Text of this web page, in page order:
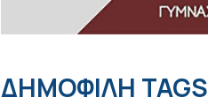
ΔΗΜΟΦΙΛΗ TAGS